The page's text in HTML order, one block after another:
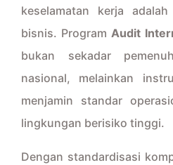
keselamatan kerja
bisnis. Program Audit
bukan sekadar
nasional, melainkan
menjamin standar
lingkungan berisiko tinggi.
Dengan standardisasi